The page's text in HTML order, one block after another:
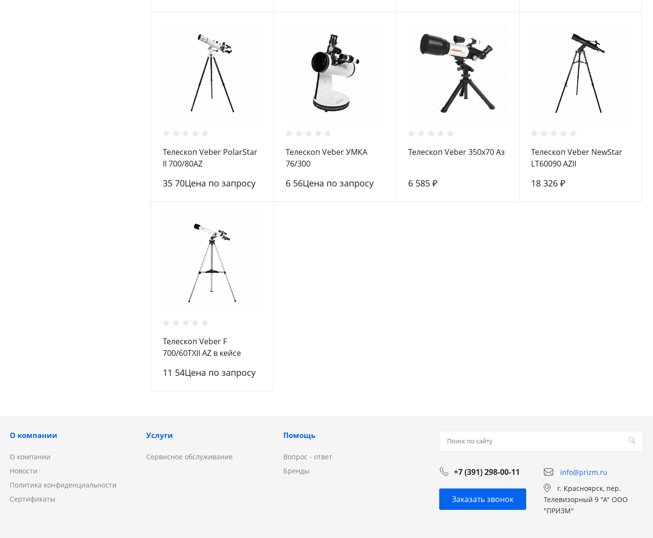
Телескоп Veber PolarStar
II 700/80AZ
35 70Цена по запросу
Телескоп Veber УМКА
76/300
6 56Цена по запросу
Телескоп Veber 350х70 Аз
6 585 ₽
Телескоп Veber NewStar
LT60090 AZII
18 326 ₽
Телескоп Veber F
700/60TXII AZ в кейсе
11 54Цена по запросу
О компании
О компании
Новости
Политика конфиденциальности
Сертификаты
Услуги
Сервисное обслуживание
Помощь
Вопрос - ответ
Бренды
+7 (391) 298-00-11 info@prizm.ru
Заказать звонок
г. Красноярск, пер.
Телевизорный 9 "А" ООО
"ПРИЗМ"